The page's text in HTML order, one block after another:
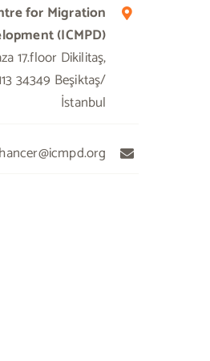
for Migration
(ICMPD)
17.floor Dikilitaş,
34349 Beşiktaş/
İstanbul